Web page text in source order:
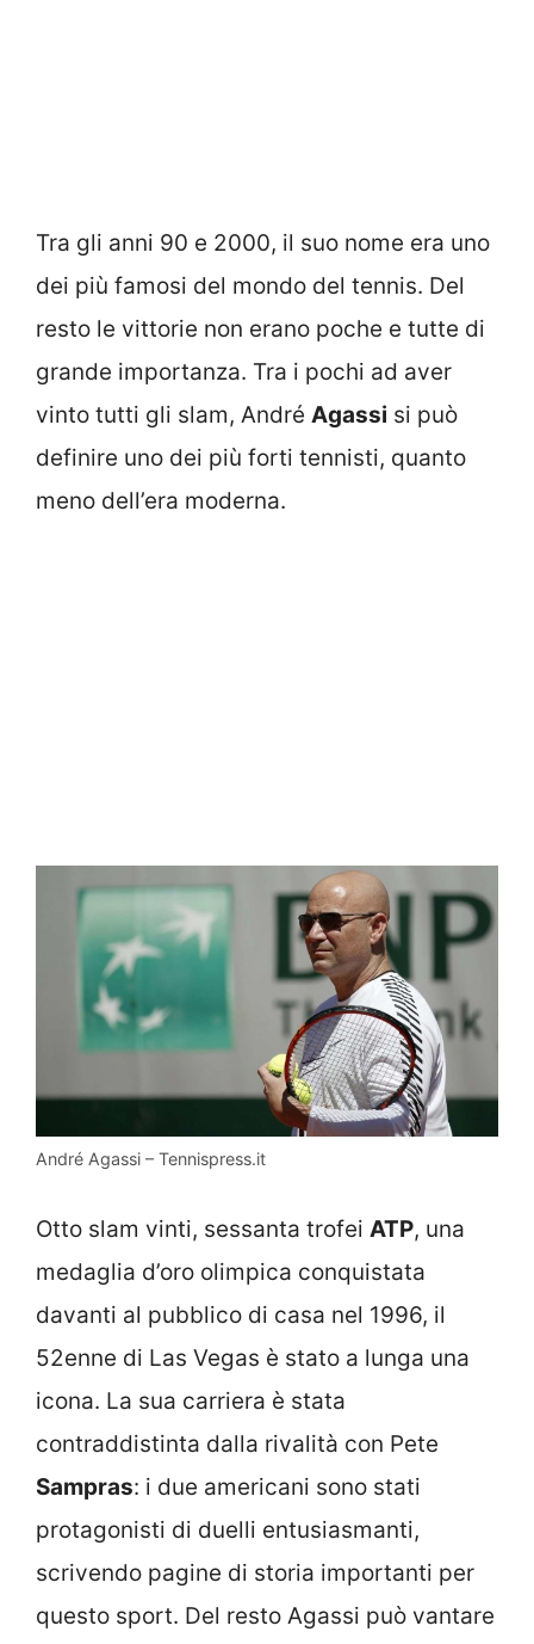
Tra gli anni 90 e 2000, il suo nome era uno
dei più famosi del mondo del tennis. Del
resto le vittorie non erano poche e tutte di
grande importanza. Tra i pochi ad aver
vinto tutti gli slam, André Agassi si può
definire uno dei più forti tennisti, quanto
meno dell’era moderna.
André Agassi – Tennispress.it
Otto slam vinti, sessanta trofei ATP, una
medaglia d’oro olimpica conquistata
davanti al pubblico di casa nel 1996, il
52enne di Las Vegas è stato a lunga una
icona. La sua carriera è stata
contraddistinta dalla rivalità con Pete
Sampras: i due americani sono stati
protagonisti di duelli entusiasmanti,
scrivendo pagine di storia importanti per
questo sport. Del resto Agassi può vantare